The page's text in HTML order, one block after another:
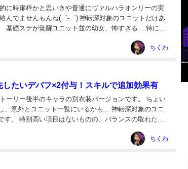
に時扉枠かと思いきや普通にヴァルハラオンリーの実
んでませんもんね(゜-゜) 神転深対象のユニットだけあ
基礎ステが覚醒ユニット並の幼女、怖すぎる… 特に攻
ちくわ
たいデバフ×2付与！スキルで追加効果有
ーリー後半のキャラの別衣装バージョンです。 ちょい
、意外とユニット一覧にいるかも… 神転深対象のユニ
。 特別高い項目はないものの、バランスの取れたス
ちくわ